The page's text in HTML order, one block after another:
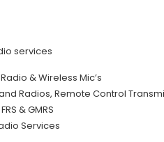
services
& Wireless Mic’s
Radios, Remote Control
& GMRS
Services